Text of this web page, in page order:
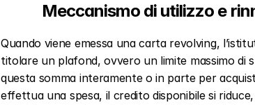
Meccanismo di utilizzo e
Quando viene emessa una carta revolving,
titolare un plafond, ovvero un limite massimo di
questa somma interamente o in parte per
effettua una spesa, il credito disponibile si